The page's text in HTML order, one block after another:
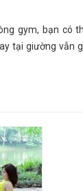
gym, bạn có
tại giường vẫn